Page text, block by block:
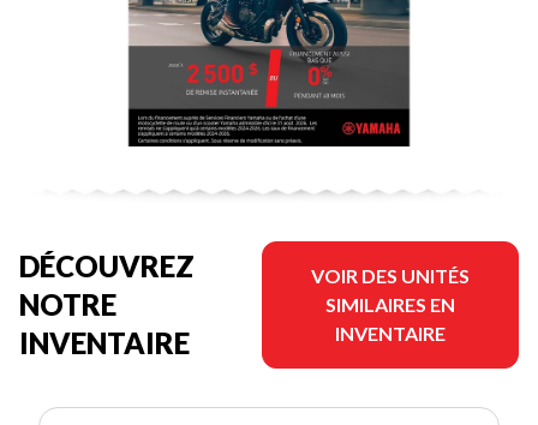
DÉCOUVREZ
NOTRE
INVENTAIRE
VOIR DES UNITÉS
SIMILAIRES EN
INVENTAIRE